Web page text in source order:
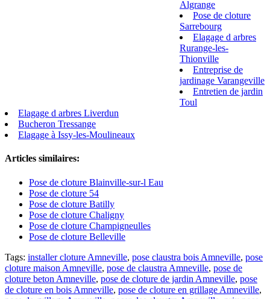
Algrange
Pose de cloture
Sarrebourg
Elagage d arbres
Rurange-les-
Thionville
Entreprise de
jardinage Varangeville
Entretien de jardin
Toul
Elagage d arbres Liverdun
Bucheron Tressange
Elagage à Issy-les-Moulineaux
Articles similaires:
Pose de cloture Blainville-sur-l Eau
Pose de cloture 54
Pose de cloture Batilly
Pose de cloture Chaligny
Pose de cloture Champigneulles
Pose de cloture Belleville
Tags: installer cloture Amneville, pose claustra bois Amneville, pose
cloture maison Amneville, pose de claustra Amneville, pose de
cloture beton Amneville, pose de cloture de jardin Amneville, pose
de cloture en bois Amneville, pose de cloture en grillage Amneville,